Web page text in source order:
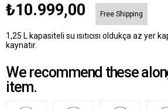
₺10.999,00 Free Shipping
1,25 L kapasiteli su ısıtıcısı oldukça az yer
kaynatır.
We recommend these
item.